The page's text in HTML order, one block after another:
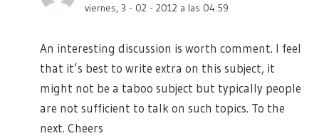
viernes, 3 - 02 - 2012 a las 04:59
An interesting discussion is worth comment. I feel
that it’s best to write extra on this subject, it
might not be a taboo subject but typically people
are not sufficient to talk on such topics. To the
next. Cheers